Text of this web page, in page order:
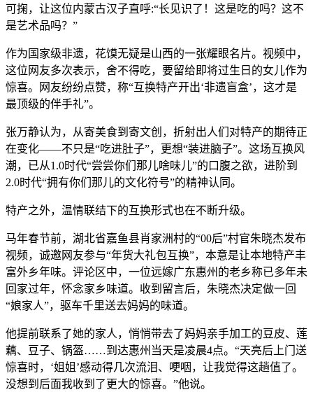
可掬，让这位内蒙古汉子直呼:“长见识了！这是吃的吗？这不
是艺术品吗？”
作为国家级非遗，花馍无疑是山西的一张耀眼名片。视频中，
这位网友多次表示，舍不得吃，要留给即将过生日的女儿作为
惊喜。网友纷纷点赞，称“互换特产开出‘非遗盲盒’，这才是
最顶级的伴手礼”。
张万静认为，从寄美食到寄文创，折射出人们对特产的期待正
在变化——不只是“吃进肚子”，更想“装进脑子”。这场互换风
潮，已从1.0时代“尝尝你们那儿啥味儿”的口腹之欲，进阶到
2.0时代“拥有你们那儿的文化符号”的精神认同。
特产之外，温情联结下的互换形式也在不断升级。
马年春节前，湖北省嘉鱼县肖家洲村的“00后”村官朱晓杰发布
视频，诚邀网友参与“年货大礼包互换”，本意是让本地特产丰
富外乡年味。评论区中，一位远嫁广东惠州的老乡称已多年未
回家过年，怀念家乡味道。收到留言后，朱晓杰决定做一回
“娘家人”，驱车千里送去妈妈的味道。
他提前联系了她的家人，悄悄带去了妈妈亲手加工的豆皮、莲
藕、豆子、锅盔……到达惠州当天是凌晨4点。“天亮后上门送
惊喜时，‘姐姐’感动得几次流泪、哽咽，让我觉得这趟值了。
没想到后面我收到了更大的惊喜。”他说。